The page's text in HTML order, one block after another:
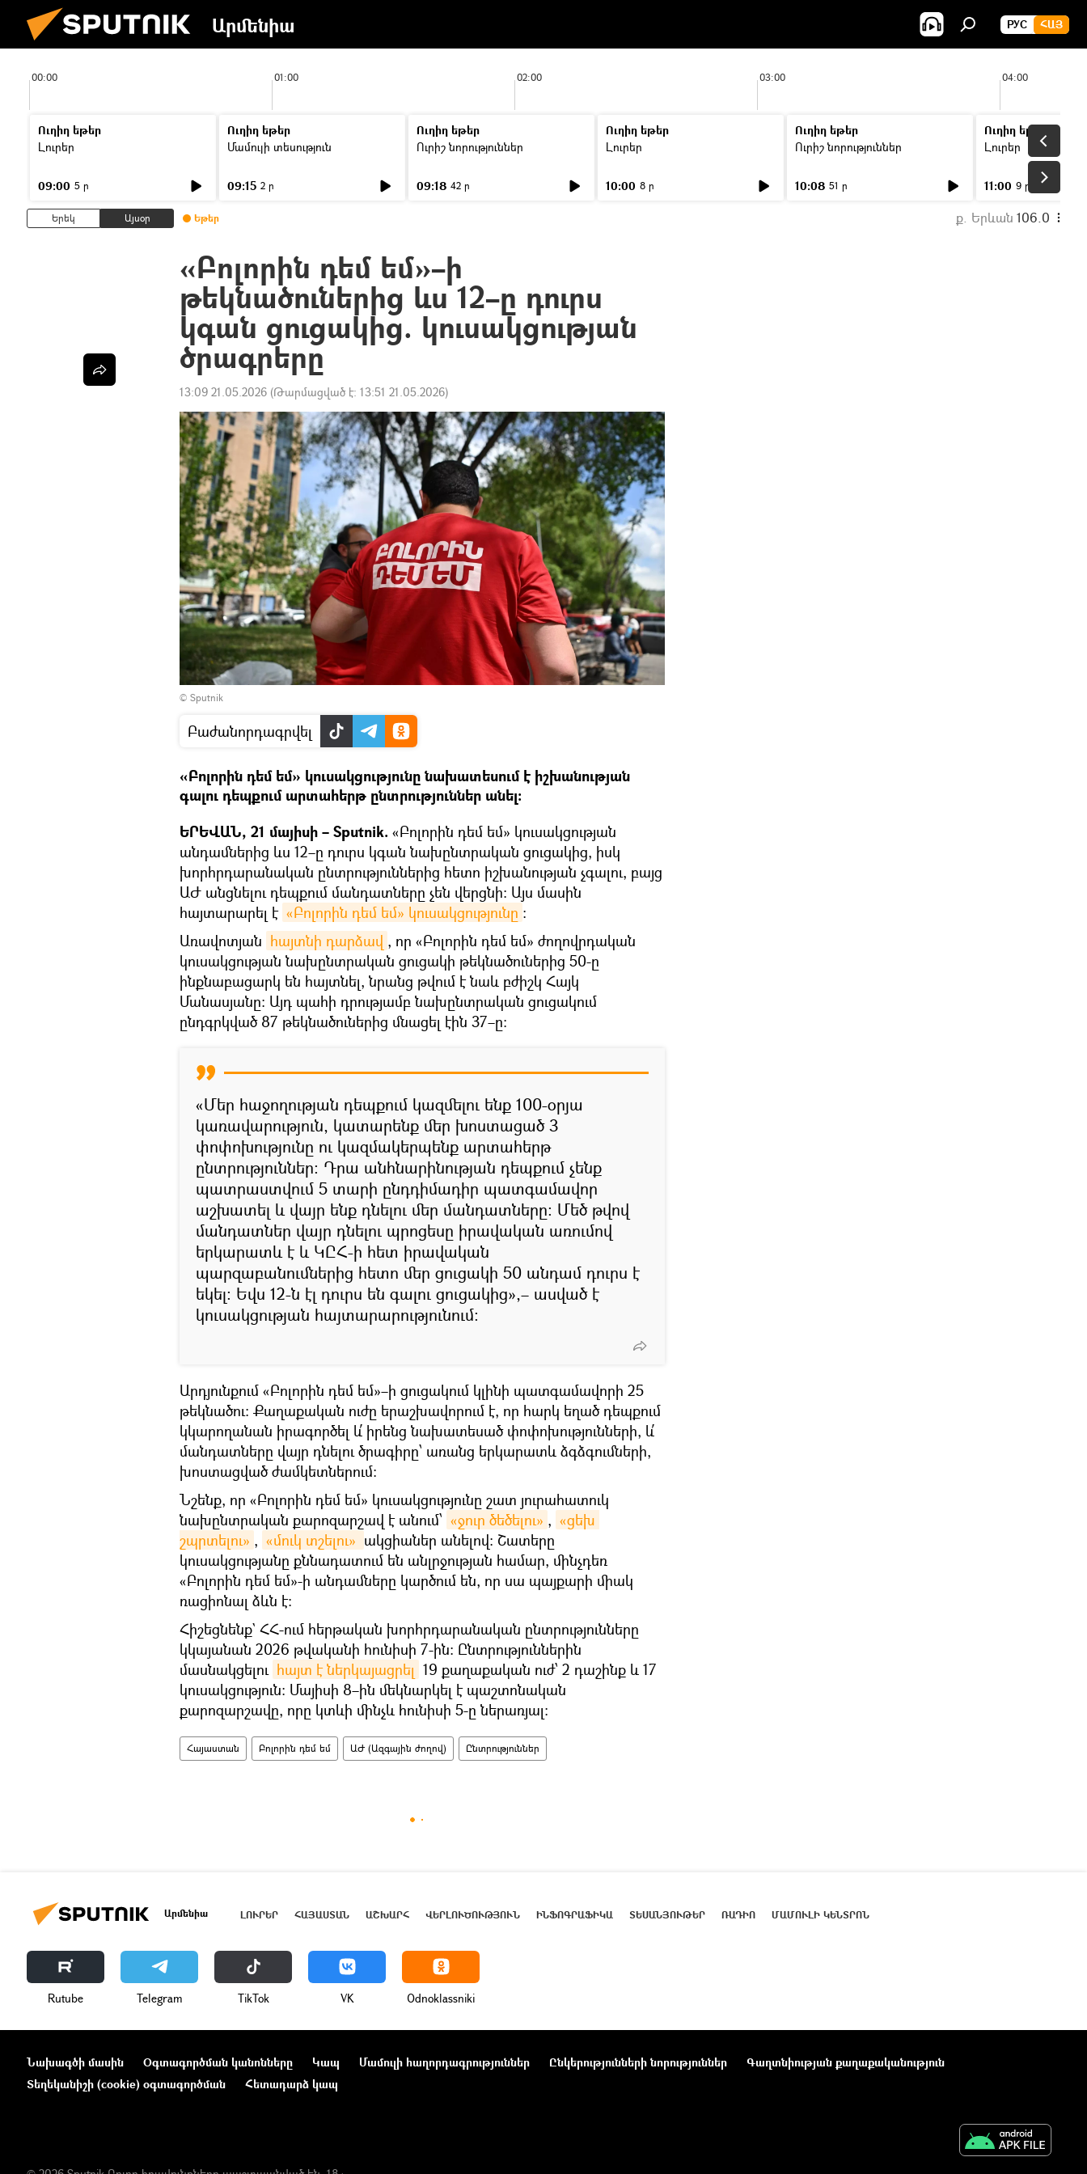
Արմենիա РУС ՀԱՅ
00:00 01:00 02:00 03:00 04:00
Ուղիղ եթեր
Լուրեր
09:00 5 ր
Ուղիղ եթեր
Մամուլի տեսություն
09:15 2 ր
Ուղիղ եթեր
Ուրիշ նորություններ
09:18 42 ր
Ուղիղ եթեր
Լուրեր
10:00 8 ր
Ուղիղ եթեր
Ուրիշ նորություններ
10:08 51 ր
Ուղիղ եթեր
Լուրեր
11:00 9 ր
Երեկ Այսօր Եթեր ք. Երևան 106.0
«Բոլորին դեմ եմ»–ի
թեկնածուներից ևս 12–ը դուրս
կգան ցուցակից. կուսակցության
ծրագրերը
13:09 21.05.2026 (Թարմացված է: 13:51 21.05.2026)
© Sputnik
Բաժանորդագրվել
«Բոլորին դեմ եմ» կուսակցությունը նախատեսում է իշխանության
գալու դեպքում արտահերթ ընտրություններ անել։
ԵՐԵՎԱՆ, 21 մայիսի – Sputnik. «Բոլորին դեմ եմ» կուսակցության
անդամներից ևս 12–ը դուրս կգան նախընտրական ցուցակից, իսկ
խորհրդարանական ընտրություններից հետո իշխանության չգալու, բայց
ԱԺ անցնելու դեպքում մանդատները չեն վերցնի։ Այս մասին
հայտարարել է «Բոլորին դեմ եմ» կուսակցությունը ։
Առավոտյան հայտնի դարձավ , որ «Բոլորին դեմ եմ» ժողովրդական
կուսակցության նախընտրական ցուցակի թեկնածուներից 50-ը
ինքնաբացարկ են հայտնել, նրանց թվում է նաև բժիշկ Հայկ
Մանասյանը։ Այդ պահի դրությամբ նախընտրական ցուցակում
ընդգրկված 87 թեկնածուներից մնացել էին 37–ը։
«Մեր հաջողության դեպքում կազմելու ենք 100-օրյա
կառավարություն, կատարենք մեր խոստացած 3
փոփոխությունը ու կազմակերպենք արտահերթ
ընտրություններ։ Դրա անհնարինության դեպքում չենք
պատրաստվում 5 տարի ընդդիմադիր պատգամավոր
աշխատել և վայր ենք դնելու մեր մանդատները։ Մեծ թվով
մանդատներ վայր դնելու պրոցեսը իրավական առումով
երկարատև է և ԿԸՀ-ի հետ իրավական
պարզաբանումներից հետո մեր ցուցակի 50 անդամ դուրս է
եկել։ Եվս 12-ն էլ դուրս են գալու ցուցակից»,– ասված է
կուսակցության հայտարարությունում։
Արդյունքում «Բոլորին դեմ եմ»–ի ցուցակում կլինի պատգամավորի 25
թեկնածու։ Քաղաքական ուժը երաշխավորում է, որ հարկ եղած դեպքում
կկարողանան իրագործել և՛ իրենց նախատեսած փոփոխությունների, և՛
մանդատները վայր դնելու ծրագիրը՝ առանց երկարատև ձգձգումների,
խոստացված ժամկետներում։
Նշենք, որ «Բոլորին դեմ եմ» կուսակցությունը շատ յուրահատուկ
նախընտրական քարոզարշավ է անում՝ «ջուր ծեծելու» , «ցեխ
շպրտելու» , «մուկ տշելու» ակցիաներ անելով։ Շատերը
կուսակցությանը քննադատում են անլրջության համար, մինչդեռ
«Բոլորին դեմ եմ»-ի անդամները կարծում են, որ սա պայքարի միակ
ռացիոնալ ձևն է։
Հիշեցնենք` ՀՀ-ում հերթական խորհրդարանական ընտրությունները
կկայանան 2026 թվականի հունիսի 7-ին։ Ընտրություններին
մասնակցելու հայտ է ներկայացրել 19 քաղաքական ուժ՝ 2 դաշինք և 17
կուսակցություն։ Մայիսի 8–ին մեկնարկել է պաշտոնական
քարոզարշավը, որը կտևի մինչև հունիսի 5-ը ներառյալ։
Հայաստան Բոլորին դեմ եմ ԱԺ (Ազգային ժողով) Ընտրություններ
Արմենիա ԼՈՒՐԵՐ ՀԱՅԱՍՏԱՆ ԱՇԽԱՐՀ ՎԵՐԼՈՒԾՈՒԹՅՈՒՆ ԻՆՖՈԳՐԱՖԻԿԱ ՏԵՍԱՆՅՈՒԹԵՐ ՌԱԴԻՈ ՄԱՄՈՒԼԻ ԿԵՆՏՐՈՆ
Rutube Telegram ТikТоk VK Odnoklassniki
Նախագծի մասին Օգտագործման կանոնները Կապ Մամուլի հաղորդագրություններ Ընկերությունների նորություններ
Գաղտնիության քաղաքականություն
Տեղեկանիշի (cookie) օգտագործման
Հետադարձ կապ